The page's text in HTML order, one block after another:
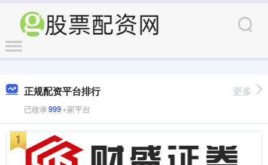
正规配资平台排行
已收录999+家平台
更多